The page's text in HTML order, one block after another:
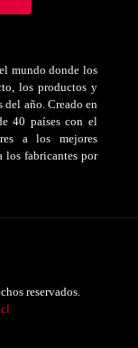
mundo donde los
los productos y
del año. Creado en
40 países con el
a los mejores
los fabricantes por
reservados.